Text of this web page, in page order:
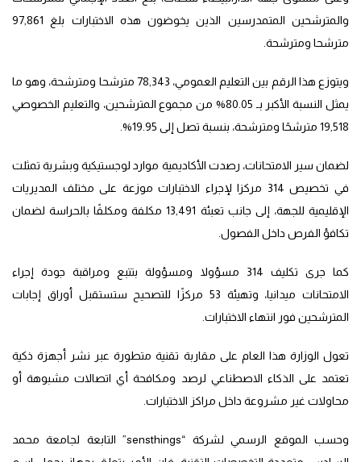
والمترشحين المتمدرسين الذين يخوضون هذه الاختبارات بلغ 97,861
مترشحا ومترشحة.
ويتوزع هذا الرقم بين التعليم العمومي، 78,343 مترشحا ومترشحة، وهو ما
يمثل النسبة الأكبر بـ 80.05% من مجموع المترشحين، والتعليم الخصوصي
19,518 مترشحًا ومترشحة، بنسبة تصل إلى 19.95%.
لضمان سير الامتحانات، رصدت الأكاديمية موارد لوجستيكية وبشرية تمثلت
في تخصيص 314 مركزا لإجراء الاختبارات موزعة على مختلف المديريات
الإقليمية للجهة، إلى جانب تعبئة 13,491 مكلفة ومكلفًا بالحراسة لضمان
تكافؤ الفرص داخل الفصول.
كما جرى تكليف 314 مسؤولا ومسؤولة بتتبع ومراقبة جودة إجراء
الامتحانات ميدانيا، وتهيئة 53 مركزًا للتصحيح ستستقبل أوراق إجابات
المترشحين فور انتهاء الاختبارات.
تعول الوزارة هذا العام على مقاربة تقنية متطورة عبر نشر أجهزة ذكية
تعتمد على الذكاء الاصطناعي لرصد ومكافحة أي اتصالات مشبوهة أو
محاولات غير مشروعة داخل مراكز الاختبارات.
وحسب الموقع الرسمي لشركة “sensthings” التابعة لجامعة محمد